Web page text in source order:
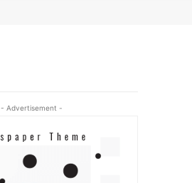
- Advertisement -